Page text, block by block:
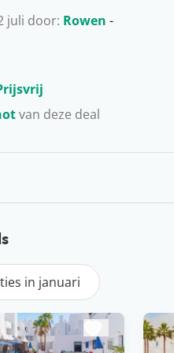
juli door: Rowen -
van deze deal
te vinden. Hier kun je ook
voor thuis scoren.
Het water op en
bijzonder is dat…
in januari